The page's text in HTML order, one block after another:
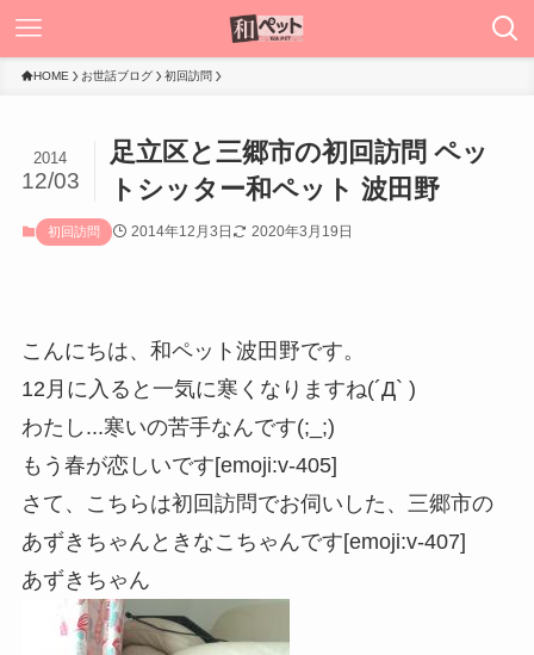
HOME お世話ブログ 初回訪問
足立区と三郷市の初回訪問 ペッ
トシッター和ペット 波田野
2014
12/03
初回訪問 2014年12月3日 2020年3月19日
こんにちは、和ペット波田野です。
12月に入ると一気に寒くなりますね(´Д` )
わたし...寒いの苦手なんです(;_;)
もう春が恋しいです[emoji:v-405]
さて、こちらは初回訪問でお伺いした、三郷市の
あずきちゃんときなこちゃんです[emoji:v-407]
あずきちゃん